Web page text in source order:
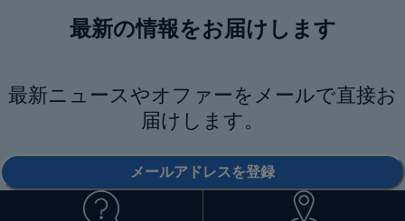
最新の情報をお届けします
最新ニュースやオファーをメールで直接お
届けします。
メールアドレスを登録